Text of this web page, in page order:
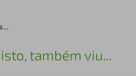
também viu...